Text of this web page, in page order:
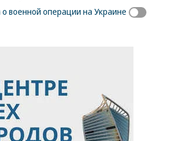
военной операции на Украине